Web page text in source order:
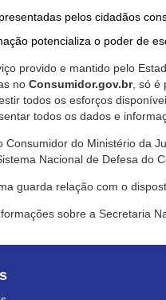
pelos cidadãos
potencializa o poder de
provido e mantido pelo
no Consumidor.gov.br, só é
todos os esforços
todos os dados e
Consumidor do Ministério da
Nacional de Defesa do
guarda relação com o
sobre a Secretaria